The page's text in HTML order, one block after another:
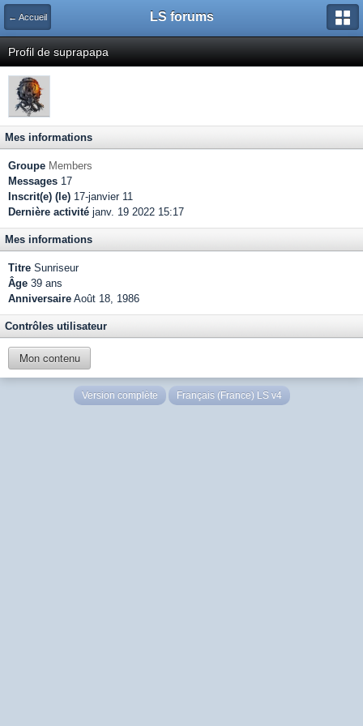
← Accueil LS forums
Profil de suprapapa
Mes informations
Groupe Members
Messages 17
Inscrit(e) (le) 17-janvier 11
Dernière activité janv. 19 2022 15:17
Mes informations
Titre Sunriseur
Âge 39 ans
Anniversaire Août 18, 1986
Contrôles utilisateur
Mon contenu
Version complète Français (France) LS v4